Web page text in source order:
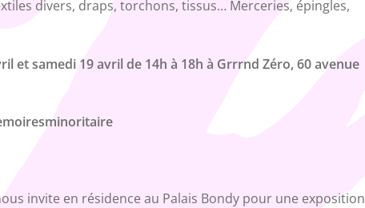
divers, draps, torchons, tissus… Merceries, épingles,
et samedi 19 avril de 14h à 18h à Grrrnd Zéro, 60 avenue
invite en résidence au Palais Bondy pour une exposition